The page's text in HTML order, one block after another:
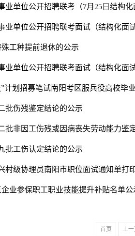
业单位公开招聘联考（7月25日结构
业单位公开招聘联考面试（结构化面
工种提前退休的公示
业单位公开招聘联考面试（结构化面
计划招募笔试南阳考区服兵役高校毕
批伤残鉴定结论的公示
批非因工伤残或因病丧失劳动能力鉴
批工伤认定结论的公示
村级协理员南阳市职位面试通知单打
企业参保职工职业技能提升补贴名单公
首页 上